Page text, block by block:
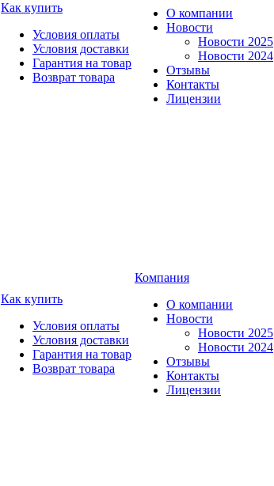
Как купить
Условия оплаты
Условия доставки
Гарантия на товар
Возврат товара
О компании
Новости
Новости 2025
Новости 2024
Отзывы
Контакты
Лицензии
Как купить
Условия оплаты
Условия доставки
Гарантия на товар
Возврат товара
Компания
О компании
Новости
Новости 2025
Новости 2024
Отзывы
Контакты
Лицензии